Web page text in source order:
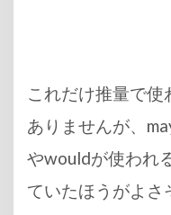
これだけ推量で使
ありませんが、
やwouldが使われ
ていたほうがよさ